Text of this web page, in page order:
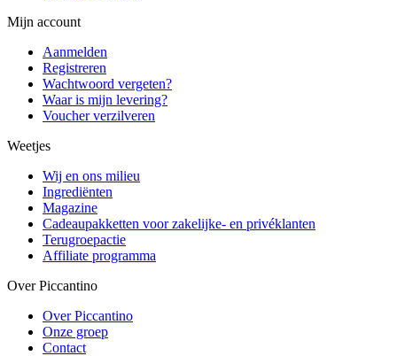
Mijn account
Aanmelden
Registreren
Wachtwoord vergeten?
Waar is mijn levering?
Voucher verzilveren
Weetjes
Wij en ons milieu
Ingrediënten
Magazine
Cadeaupakketten voor zakelijke- en privéklanten
Terugroepactie
Affiliate programma
Over Piccantino
Over Piccantino
Onze groep
Contact